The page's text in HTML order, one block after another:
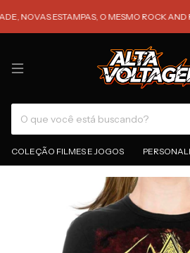
ESTAMPAS, O MESMO ROCK AND ROLL
COLEÇÃO FILMES E JOGOS